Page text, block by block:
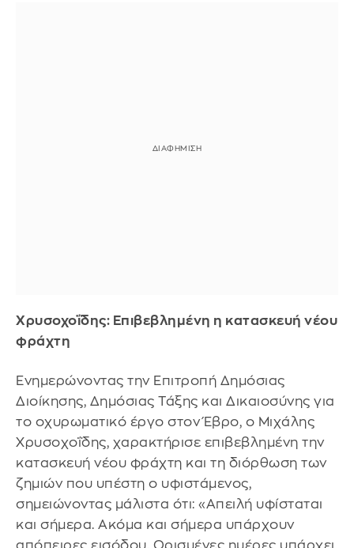
Χρυσοχοΐδης: Επιβεβλημένη η κατασκευή νέου
φράχτη
Ενημερώνοντας την Επιτροπή Δημόσιας
Διοίκησης, Δημόσιας Τάξης και Δικαιοσύνης για
το οχυρωματικό έργο στον Έβρο, ο Μιχάλης
Χρυσοχοΐδης, χαρακτήρισε επιβεβλημένη την
κατασκευή νέου φράχτη και τη διόρθωση των
ζημιών που υπέστη ο υφιστάμενος,
σημειώνοντας μάλιστα ότι: «Απειλή υφίσταται
και σήμερα. Ακόμα και σήμερα υπάρχουν
απόπειρες εισόδου. Ορισμένες ημέρες υπάρχει